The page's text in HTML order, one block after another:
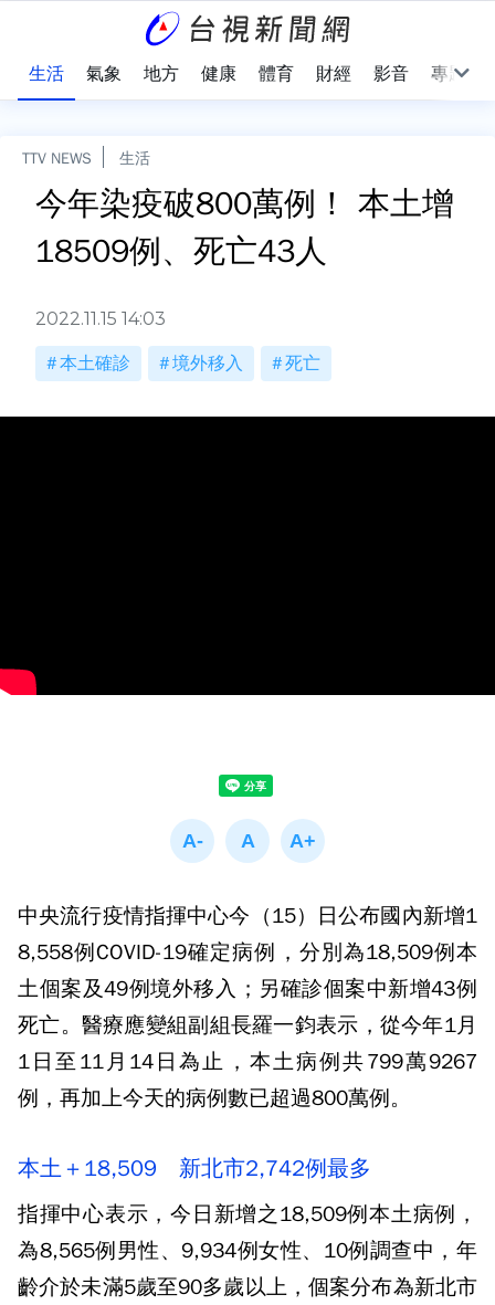
生活 氣象 地方 健康 體育 財經 影音 專題
TTV NEWS 生活
今年染疫破800萬例！ 本土增
18509例、死亡43人
2022.11.15 14:03
本土確診 境外移入 死亡
中央流行疫情指揮中心今（15）日公布國內新增1
8,558例COVID-19確定病例，分別為18,509例本
土個案及49例境外移入；另確診個案中新增43例
死亡。醫療應變組副組長羅一鈞表示，從今年1月
1日至11月14日為止，本土病例共799萬9267
例，再加上今天的病例數已超過800萬例。
本土＋18,509 新北市2,742例最多
指揮中心表示，今日新增之18,509例本土病例，
為8,565例男性、9,934例女性、10例調查中，年
齡介於未滿5歲至90多歲以上，個案分布為新北市